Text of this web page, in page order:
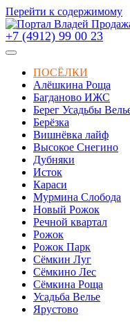
Перейти к содержимому
+7 (4912) 99 00 23
ПОСЁЛКИ
Алёшкина Роща
Багданово ИЖС
Берег Усадьбы
Берёзка
Вишнёвка лайф
Высокое Снегино
Дубняки
Исток
Караси
Мурмина Слобода
Новый Рожок
Речной квартал
Рожок
Рожок Парк
Сёмкин Луг
Сёмкино Лес
Сёмкина Роща
Усадьба Велье
Ярустово